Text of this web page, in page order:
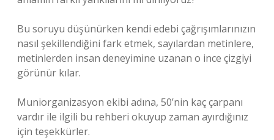
Bu soruyu düşünürken kendi edebi çağrışımlarınızın
nasıl şekillendiğini fark etmek, sayılardan metinlere,
metinlerden insan deneyimine uzanan o ince çizgiyi
görünür kılar.
Muniorganizasyon ekibi adına, 50’nin kaç çarpanı
vardır ile ilgili bu rehberi okuyup zaman ayırdığınız
için teşekkürler.